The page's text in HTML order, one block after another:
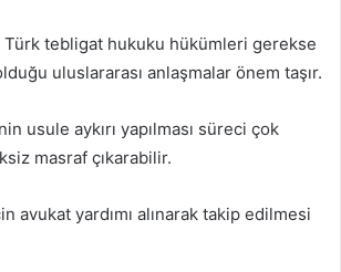
Türk tebligat hukuku hükümleri gerekse
uluslararası anlaşmalar önem taşır.
usule aykırı yapılması süreci çok
masraf çıkarabilir.
avukat yardımı alınarak takip edilmesi